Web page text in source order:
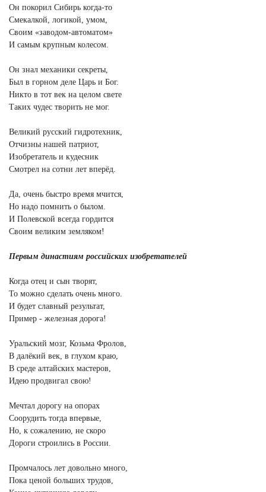
Он покорил Сибирь когда-то
Смекалкой, логикой, умом,
Своим «заводом-автоматом»
И самым крупным колесом.
Он знал механики секреты,
Был в горном деле Царь и Бог.
Никто в тот век на целом свете
Таких чудес творить не мог.
Великий русский гидротехник,
Отчизны нашей патриот,
Изобретатель и кудесник
Смотрел на сотни лет вперёд.
Да, очень быстро время мчится,
Но надо помнить о былом.
И Полевской всегда гордится
Своим великим земляком!
Первым династиям российских изобретателей
Когда отец и сын творят,
То можно сделать очень много.
И будет славный результат,
Пример - железная дорога!
Уральский мозг, Козьма Фролов,
В далёкий век, в глухом краю,
В среде алтайских мастеров,
Идею продвигал свою!
Мечтал дорогу на опорах
Соорудить тогда впервые,
Но, к сожалению, не скоро
Дороги строились в России.
Промчалось лет довольно много,
Пока ценой больших трудов,